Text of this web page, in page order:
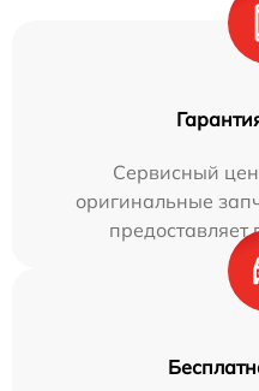
Сервисный
оригинальные
предоставляет